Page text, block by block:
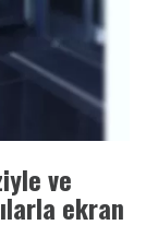
ve
ekran